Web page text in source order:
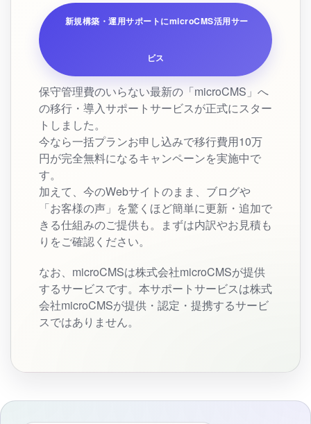
新規構築・運用サポートにmicroCMS活用サー
ビス
保守管理費のいらない最新の「microCMS」へ
の移行・導入サポートサービスが正式にスター
トしました。
今なら一括プランお申し込みで移行費用10万
円が完全無料になるキャンペーンを実施中で
す。
加えて、今のWebサイトのまま、ブログや
「お客様の声」を驚くほど簡単に更新・追加で
きる仕組みのご提供も。まずは内訳やお見積も
りをご確認ください。
なお、microCMSは株式会社microCMSが提供
するサービスです。本サポートサービスは株式
会社microCMSが提供・認定・提携するサービ
スではありません。